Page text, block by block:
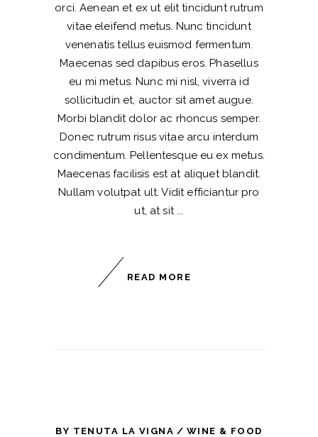
orci. Aenean et ex ut elit tincidunt rutrum
vitae eleifend metus. Nunc tincidunt
venenatis tellus euismod fermentum.
Maecenas sed dapibus eros. Phasellus
eu mi metus. Nunc mi nisl, viverra id
sollicitudin et, auctor sit amet augue.
Morbi blandit dolor ac rhoncus semper.
Donec rutrum risus vitae arcu interdum
condimentum. Pellentesque eu ex metus.
Maecenas facilisis est at aliquet blandit.
Nullam volutpat ult. Vidit efficiantur pro
ut, at sit
READ MORE
BY TENUTA LA VIGNA WINE & FOOD